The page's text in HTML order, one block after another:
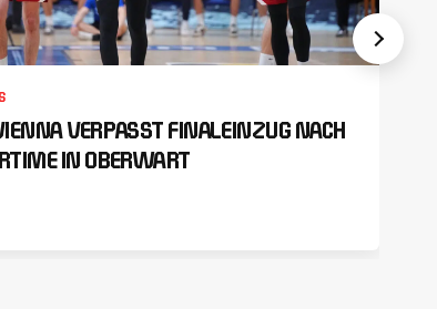
VERPASST FINALEINZUG NACH
IN OBERWART